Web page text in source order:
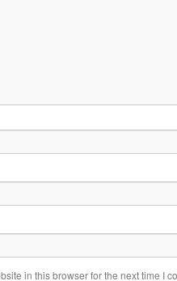
in this browser for the next time I